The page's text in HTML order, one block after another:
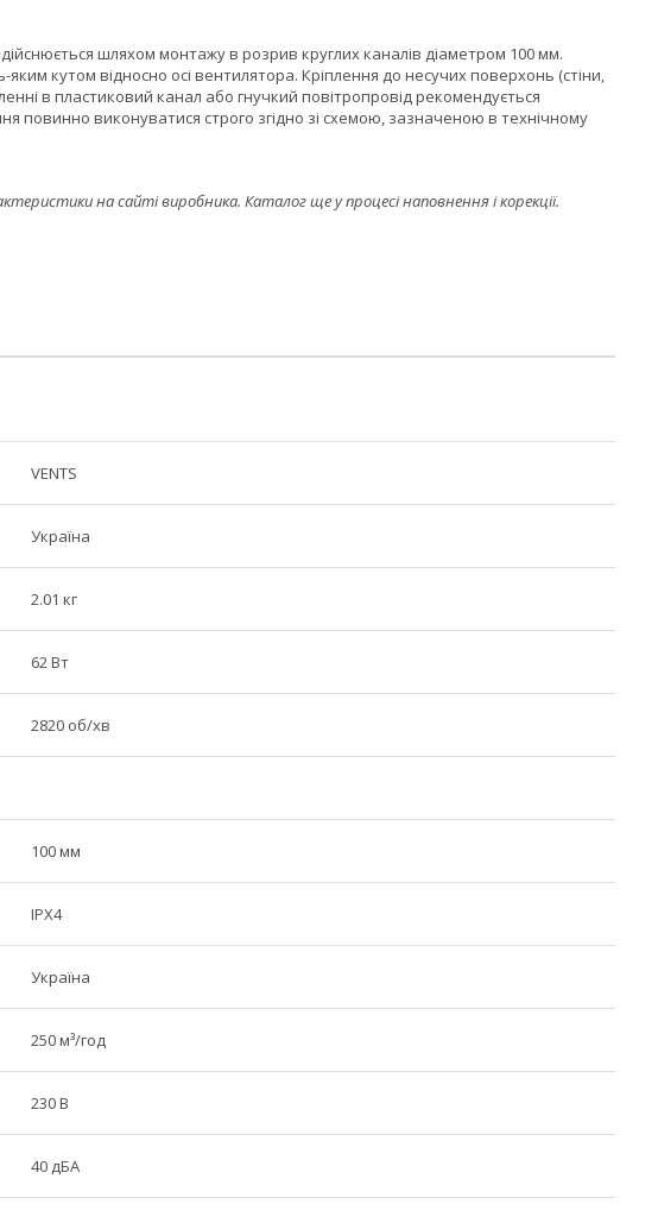
шляхом монтажу в розрив круглих каналів діаметром 100 мм.
кутом відносно осі вентилятора. Кріплення до несучих поверхонь (стіни,
в пластиковий канал або гнучкий повітропровід рекомендується
повинно виконуватися строго згідно зі схемою, зазначеною в технічному
на сайті виробника. Каталог ще у процесі наповнення і корекції.
VENTS
Україна
2.01 кг
62 Вт
2820 об/хв
100 мм
IPX4
Україна
250 м³/год
230 В
40 дБА